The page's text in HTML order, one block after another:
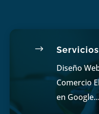
$ Servicios
Diseño
Comercio
en